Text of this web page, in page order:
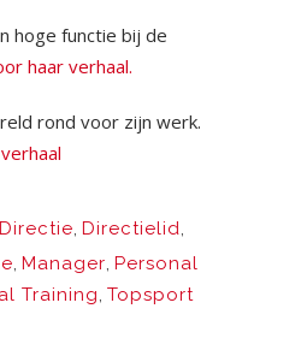
hoge functie bij de
haar verhaal.
rond voor zijn werk.
Directie, Directielid,
, Manager, Personal
Training, Topsport